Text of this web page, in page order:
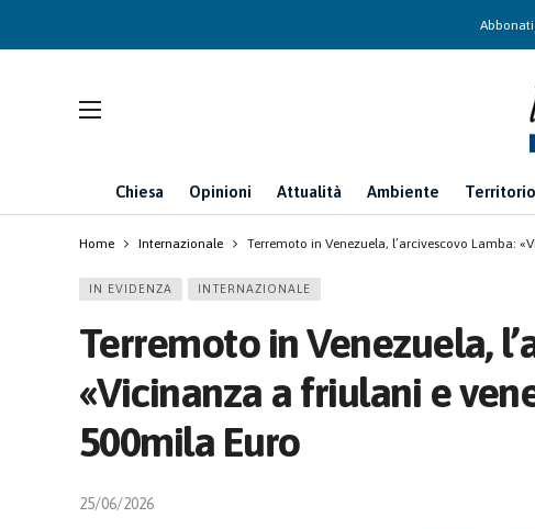
Chiesa Opinioni Attualità Ambiente Territorio
Home Internazionale Terremoto in Venezuela, l’arcivescovo Lamba:
IN EVIDENZA INTERNAZIONALE
Terremoto in Venezuela,
«Vicinanza a friulani e
500mila Euro
25/06/2026